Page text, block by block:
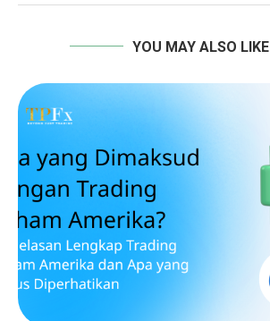
YOU MAY ALSO LIKE